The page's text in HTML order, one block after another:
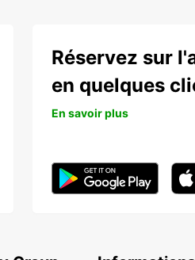
Réservez sur
en quelques
En savoir plus